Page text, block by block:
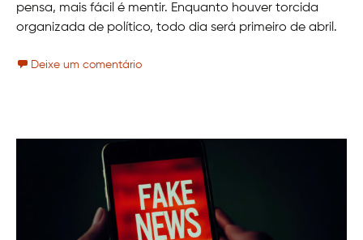
pensa, mais fácil é mentir. Enquanto houver torcida
organizada de político, todo dia será primeiro de abril.
Deixe um comentário